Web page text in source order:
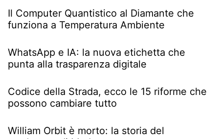
Il Computer Quantistico al Diamante che
funziona a Temperatura Ambiente
WhatsApp e IA: la nuova etichetta che
punta alla trasparenza digitale
Codice della Strada, ecco le 15 riforme che
possono cambiare tutto
William Orbit è morto: la storia del